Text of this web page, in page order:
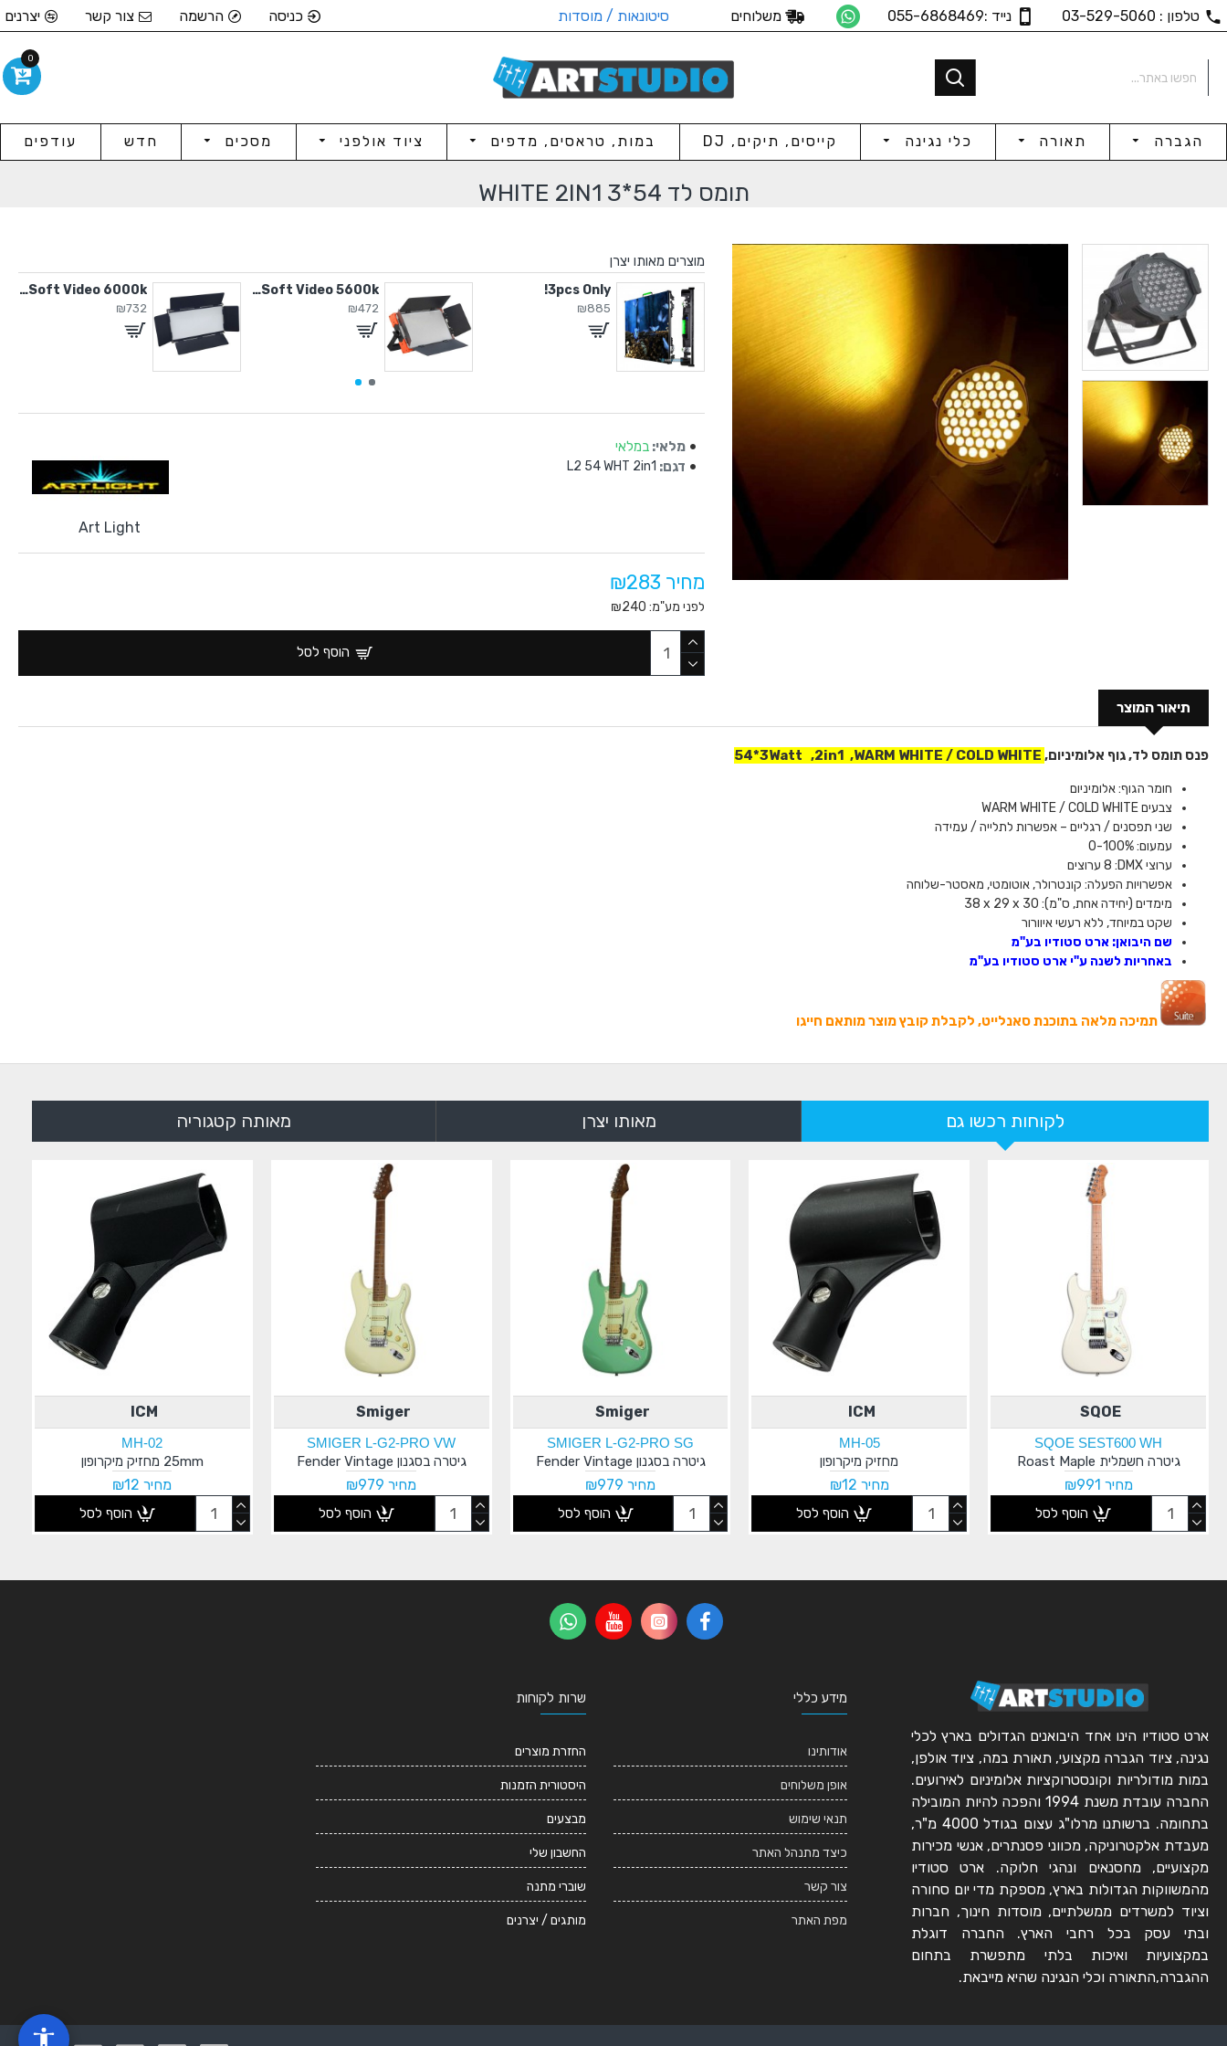
טלפון : 03-529-5060 נייד :055-6868469 משלוחים סיטונאות / מוסדות כניסה הרשמה צור קשר יצרנים
הגברה תאורה כלי נגינה קייסים, תיקים, DJ במות, טראסים, מדפים ציוד אולפני מסכים חדש עודפים
תומס לד 54*3 WHITE 2IN1
מוצרים מאותו יצרן
100W Soft Video 5600k
₪354
3pcs Only!
₪885
100W Soft Video 5600k
₪472
150W Soft Video 6000k
₪732
מלאי: במלאי
דגם: L2 54 WHT 2in1
Art Light
מחיר ₪283
לפני מע"מ: ₪240
הוסף לסל
תיאור המוצר
פנס תומס לד, גוף אלומיניום, 54*3Watt ,2in1 ,WARM WHITE
חומר הגוף: אלומיניום
צבעים WARM WHITE / COLD WHITE
שני תפסנים / רגליים – אפשרות לתלייה / עמידה
עמעום: 0-100%
ערוציDMX: 8 ערוצים
אפשרויות הפעלה: קונטרולר, אוטומטי, מאסטר-שלוחה
מימדים (יחידה אחת, ס"מ): 38 x 29 x 30
שקט במיוחד, ללא רעשי איוורור
שם היבואן: ארט סטודיו בע"מ
באחריות לשנה ע"י ארט סטודיו בע"מ
תמיכה מלאה בתוכנת סאנלייט, לקבלת קובץ מוצר מותאם חייגו
לקוחות רכשו גם מאותו יצרן מאותה קטגוריה
SQOE
SQOE SEST600 WH
גיטרה חשמלית Roast Maple
מחיר ₪991
הוסף לסל
ICM
MH-05
מחזיק מיקרופון
מחיר ₪12
הוסף לסל
Smiger
SMIGER L-G2-PRO SG
גיטרה בסגנון Fender Vintage
מחיר ₪979
הוסף לסל
Smiger
SMIGER L-G2-PRO VW
גיטרה בסגנון Fender Vintage
מחיר ₪979
הוסף לסל
ICM
MH-02
25mm מחזיק מיקרופון
מחיר ₪12
הוסף לסל
ארט סטודיו הינו אחד היבואנים הגדולים בארץ לכלי
נגינה, ציוד הגברה מקצועי, תאורת במה, ציוד אולפן,
במות מודולריות וקונסטרוקציות אלומיניום לאירועים.
החברה עובדת משנת 1994 והפכה להיות המובילה
בתחומה. ברשותנו מרלו"ג עצום בגודל 4000 מ"ר,
מעבדת אלקטרוניקה, מכווני פסנתרים, אנשי מכירות
מקצועיים, מחסנאים ונהגי חלוקה. ארט סטודיו
מהמשווקות הגדולות בארץ, מספקת מדי יום סחורה
וציוד למשרדים ממשלתיים, מוסדות חינוך, חברות
ובתי עסק בכל רחבי הארץ. החברה דוגלת
במקצועיות ואיכות בלתי מתפשרת בתחום
ההגברה,התאורה וכלי הנגינה שהיא מייבאת.
מידע כללי
אודותינו
אופן משלוחים
תנאי שימוש
כיצד מתנהל האתר
צור קשר
מפת האתר
שרות לקוחות
החזרת מוצרים
היסטורית הזמנות
מבצעים
החשבון שלי
שוברי מתנה
מותגים / יצרנים
0